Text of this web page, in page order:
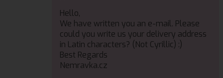
Hello,
We have written you an e-mail. Please
could you write us your delivery address
in Latin characters? (Not Cyrillic) :)
Best Regards
Nemravka.cz